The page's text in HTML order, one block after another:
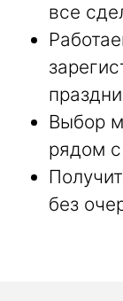
все
Выбор
рядом
без